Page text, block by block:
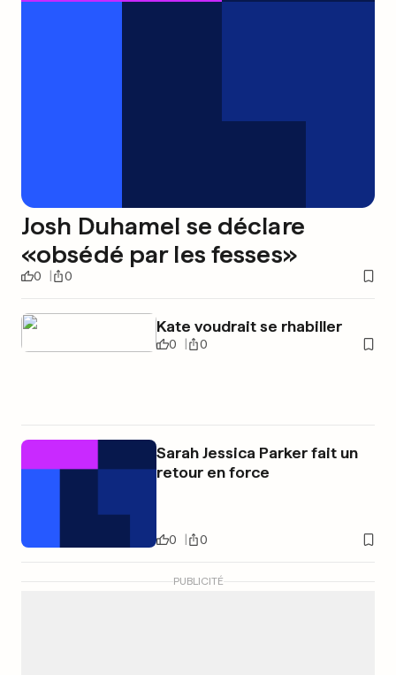
Josh Duhamel se déclare
«obsédé par les fesses»
0 0
Kate voudrait se rhabiller
0 0
Sarah Jessica Parker fait un
retour en force
0 0
PUBLICITÉ